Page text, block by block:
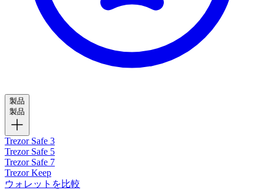
製品
製品
Trezor Safe 3
Trezor Safe 5
Trezor Safe 7
Trezor Keep
ウォレットを比較